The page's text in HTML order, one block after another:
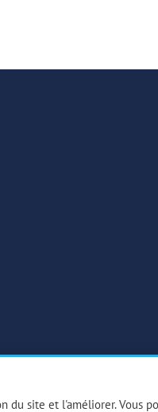
du site et l'améliorer. Vous